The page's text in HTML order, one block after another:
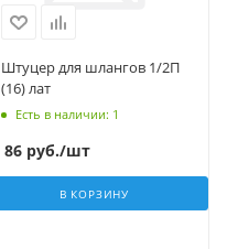
Штуцер для шлангов 1/2П
(16) лат
Есть в наличии: 1
86 руб./шт
В КОРЗИНУ